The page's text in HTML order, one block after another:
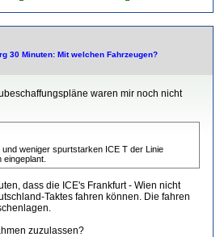
30 Minuten: Mit welchen Fahrzeugen?
waren mir noch nicht
und weniger spurtstarken ICE T der Linie
dass die ICE's Frankfurt - Wien nicht
Taktes fahren können. Die fahren
zuzulassen?